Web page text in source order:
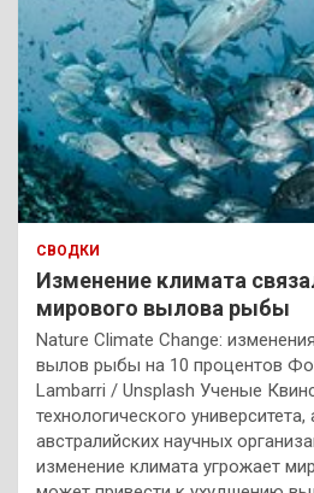
СВОДКИ
Изменение климата
мирового вылова рыбы
Nature Climate Change:
вылов рыбы на 10 процентов
Lambarri / Unsplash Ученые
технологического
австралийских научных
изменение климата угрожает